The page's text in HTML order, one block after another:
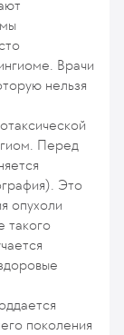
Врачи
нельзя
Перед
Это
опухоли
такого
поколения